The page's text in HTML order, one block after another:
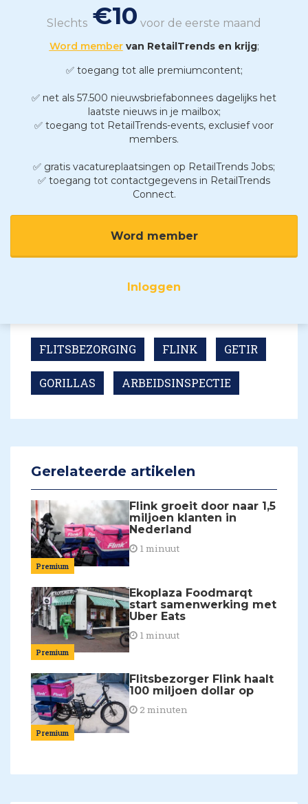
Slechts €10 voor de eerste maand
Word membervan RetailTrends en krijg;
✅ toegang tot alle premiumcontent;
✅ net als 57.500 nieuwsbriefabonnees dagelijks het
laatste nieuws in je mailbox;
✅ toegang tot RetailTrends-events, exclusief voor
members.
✅ gratis vacatureplaatsingen op RetailTrends Jobs;
✅ toegang tot contactgegevens in RetailTrends
Connect.
Word member
Inloggen
FLITSBEZORGING FLINK GETIR
GORILLAS ARBEIDSINSPECTIE
Gerelateerde artikelen
Premium
Flink groeit door naar 1,5
miljoen klanten in
Nederland
1 minuut
Premium
Ekoplaza Foodmarqt
start samenwerking met
Uber Eats
1 minuut
Premium
Flitsbezorger Flink haalt
100 miljoen dollar op
2 minuten